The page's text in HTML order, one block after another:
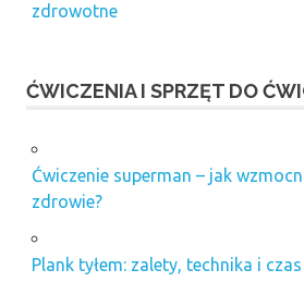
zdrowotne
ĆWICZENIA I SPRZĘT DO
Ćwiczenie superman – jak
zdrowie?
Plank tyłem: zalety, technika i